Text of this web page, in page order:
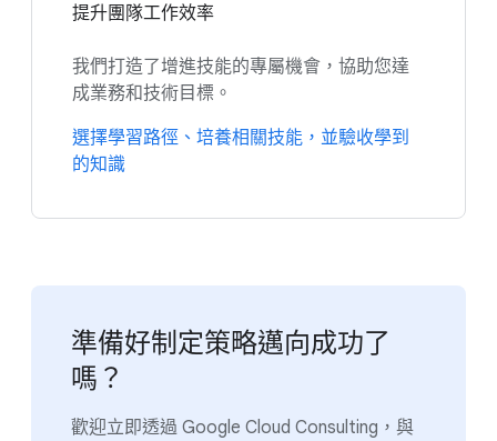
提升團隊工作效率
我們打造了增進技能的專屬機會，協助您達
成業務和技術目標。
選擇學習路徑、培養相關技能，並驗收學到
的知識
準備好制定策略邁向成功了
嗎？
歡迎立即透過 Google Cloud Consulting，與